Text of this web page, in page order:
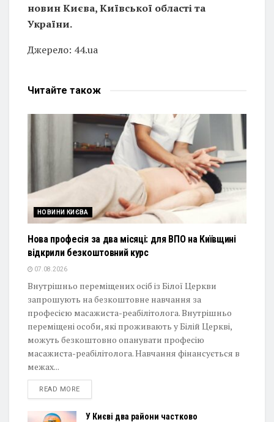
новин Києва, Київської області та
України.
Джерело: 44.ua
Читайте також
НОВИНИ КИЄВА
Нова професія за два місяці: для ВПО на Київщині
відкрили безкоштовний курс
07.08.2026
Внутрішньо переміщених осіб із Білої Церкви
запрошують на безкоштовне навчання за
професією масажиста-реабілітолога. Внутрішньо
переміщені особи, які проживають у Білій Церкві,
можуть безкоштовно опанувати професію
масажиста-реабілітолога. Навчання фінансується в
межах...
READ MOREDETAILS
У Києві два райони частково